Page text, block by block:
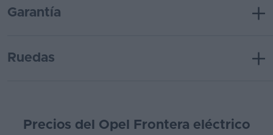
Garantía
Ruedas
Precios del Opel Frontera eléctrico